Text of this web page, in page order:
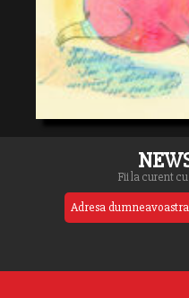
Fii la curent